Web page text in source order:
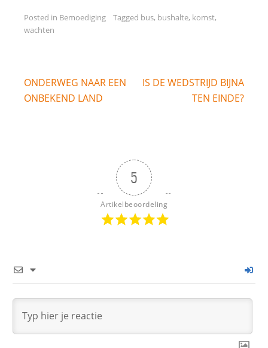
Posted in Bemoediging Tagged bus, bushalte, komst,
wachten
Bericht
navigatie
ONDERWEG NAAR EEN
ONBEKEND LAND
IS DE WEDSTRIJD BIJNA
TEN EINDE?
5
Artikelbeoordeling